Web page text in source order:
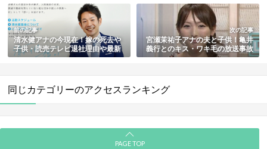
前の記事
清水健アナの今現在！嫁の死去や
子供・読売テレビ退社理由や最新
活動も総まとめ
次の記事
宮瀬茉祐子アナの夫と子供！亀井
義行とのキス・ワキ毛の放送事故
も総まとめ
同じカテゴリーのアクセスランキング
PAGE TOP